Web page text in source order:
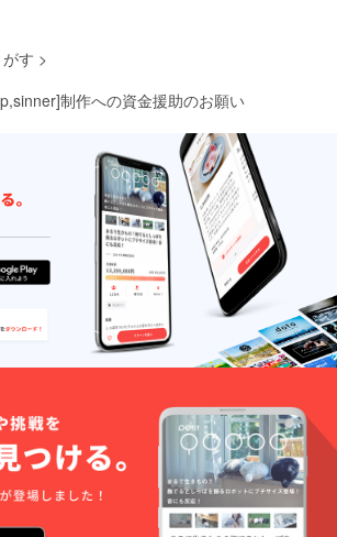
す >
制作への資金援助のお願い